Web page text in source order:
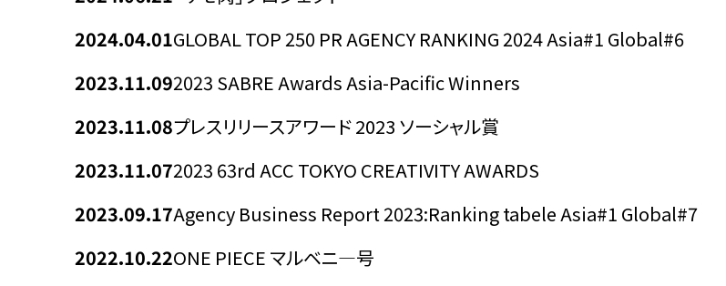
2024.04.01GLOBAL TOP 250 PR AGENCY RANKING 2024 Asia#1 Global#6
2023.11.092023 SABRE Awards Asia-Pacific Winners
2023.11.08プレスリリースアワード 2023 ソーシャル賞
2023.11.072023 63rd ACC TOKYO CREATIVITY AWARDS
2023.09.17Agency Business Report 2023:Ranking tabele Asia#1 Global#7
2022.10.22ONE PIECE マルベニ―号